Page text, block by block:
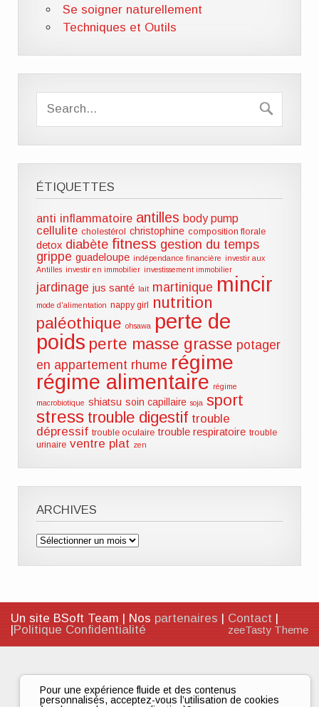
Se soigner naturellement
Techniques et Outils
ÉTIQUETTES
anti inflammatoire antilles body pump
cellulite cholestérol christophine composition florale
detox diabète fitness gestion du temps
grippe guadeloupe indépendance financière investir aux
Antilles investir en immobilier investissement immobilier
jardinage jus santé lait martinique mincir
mode d'alimentation nappy girl
nutrition
paléothique ohsawa
perte de
poids perte masse grasse potager
en appartement rhume régime
régime alimentaire régime
macrobiotique shiatsu soin capillaire soja sport
stress trouble digestif trouble
dépressif trouble oculaire trouble respiratoire trouble
urinaire ventre plat zen
ARCHIVES
Archives
Un site BSoft Team | Nos partenaires | Contact |
|Politique Confidentialité zeeTasty Theme
Pour une expérience fluide et des contenus
personnalisés, acceptez-vous l’utilisation de cookies